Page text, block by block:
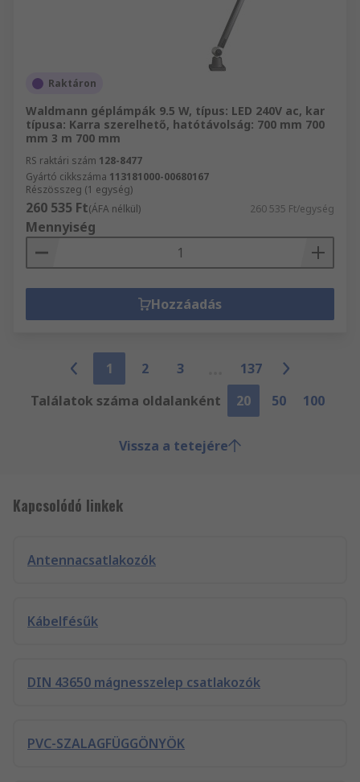
Raktáron
Waldmann géplámpák 9.5 W, típus: LED 240V ac, kar
típusa: Karra szerelhető, hatótávolság: 700 mm 700
mm 3 m 700 mm
RS raktári szám 128-8477
Gyártó cikkszáma 113181000-00680167
Részösszeg (1 egység)
260 535 Ft(ÁFA nélkül) 260 535 Ft/egység
Mennyiség
Hozzáadás
1 2 3
137
Találatok száma oldalanként
20 50 100
Vissza a tetejére
Kapcsolódó linkek
Antennacsatlakozók
Kábelfésűk
DIN 43650 mágnesszelep csatlakozók
PVC-SZALAGFÜGGÖNYÖK